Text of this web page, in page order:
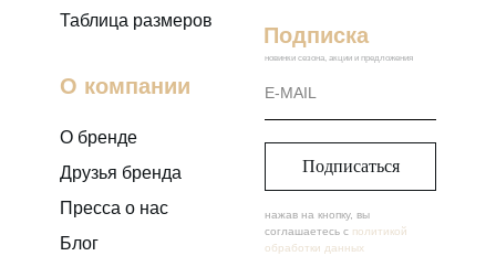
Таблица размеров
О бренде
Друзья бренда
Пресса о нас
Блог
О компании
Подписаться
Подписка
нажав на кнопку, вы
соглашаетесь с политикой
обработки данных
новинки сезона, акции и предложения